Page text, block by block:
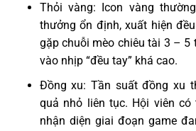
Thỏi vàng: Icon vàng
thưởng ổn định, xuất hiện
gặp chuỗi mèo chiêu tài 3 – 5
vào nhịp “đều tay” khá cao.
Đồng xu: Tần suất đồng xu
quả nhỏ liên tục. Hội viên
nhận diện giai đoạn game